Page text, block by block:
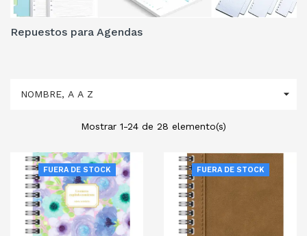
Repuestos para Agendas
NOMBRE, A A Z 
Mostrar 1-24 de 28 elemento(s)
FUERA DE STOCK FUERA DE STOCK